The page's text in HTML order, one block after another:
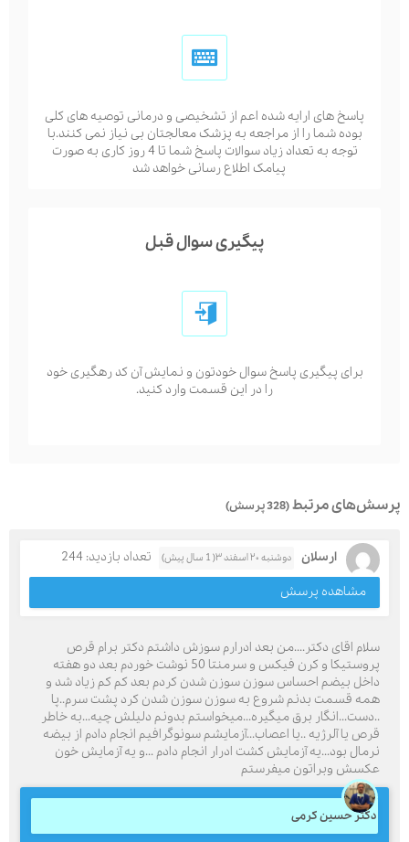
پاسخ های ارایه شده اعم از تشخیصی و درمانی توصیه های کلی
بوده شما را از مراجعه به پزشک معالجتان بی نیاز نمی کنند.با
توجه به تعداد زیاد سوالات پاسخ شما تا 4 روز کاری به صورت
پیامک اطلاع رسانی خواهد شد
پیگیری سوال قبل
برای پیگیری پاسخ سوال خودتون و نمایش آن کد رهگیری خود
را در این قسمت وارد کنید.
پرسش‌های مرتبط(328 پرسش)
ارسلان دوشنبه ۲۰ اسفند ۳( 1 سال پیش)
تعداد بازدید: 244
مشاهده پرسش
سلام اقای دکتر....من بعد ادرارم سوزش داشتم دکتر برام قرص
پروستیکا و کرن فیکس و سرمنتا 50 نوشت خوردم بعد دو هفته
داخل بیضم احساس سوزن سوزن شدن کردم بعد کم کم زیاد شد و
همه قسمت بدنم شروع به سوزن سوزن شدن کرد پشت سرم..پا
..دست...انگار برق میگیره...میخواستم بدونم دلیلش چیه...به خاطر
قرص یا آلرژیه ..یا اعصاب...آزمایشم سونوگرافیم انجام دادم از بیضه
نرمال بود...یه آزمایش کشت ادرار انجام دادم ...و یه آزمایش خون
عکسش وبراتون میفرستم
دکتر حسین کرمی